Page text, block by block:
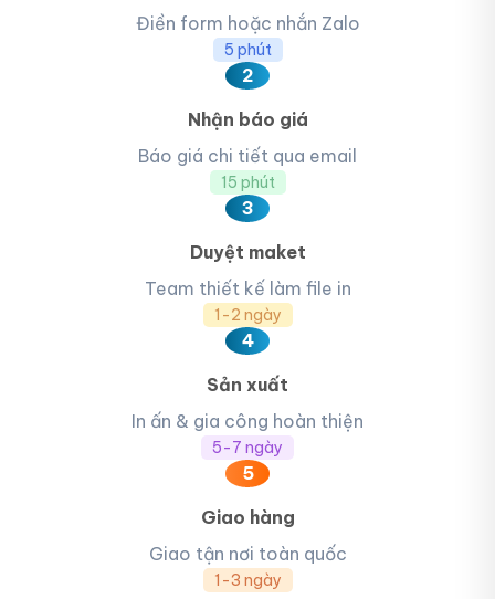
Điền form hoặc nhắn Zalo
5 phút
2
Nhận báo giá
Báo giá chi tiết qua email
15 phút
3
Duyệt maket
Team thiết kế làm file in
1-2 ngày
4
Sản xuất
In ấn & gia công hoàn thiện
5-7 ngày
5
Giao hàng
Giao tận nơi toàn quốc
1-3 ngày